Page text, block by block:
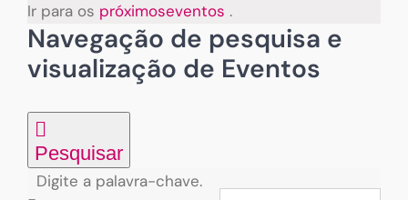
Ir para os próximoseventos .
Navegação de pesquisa e
visualização de Eventos
Pesquisar
Digite a palavra-chave.